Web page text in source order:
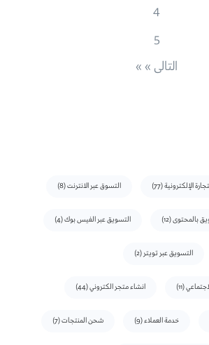
4
5
التالى » »
الإلكترونية(77) التسوق عبر الانترنت(8)
بالمحتوى(12) التسويق عبر الفيس بوك(4)
التسويق عبر تويتر(2)
(11) انشاء متجر الكتروني(44)
خدمة العملاء(9) شحن المنتجات(7)